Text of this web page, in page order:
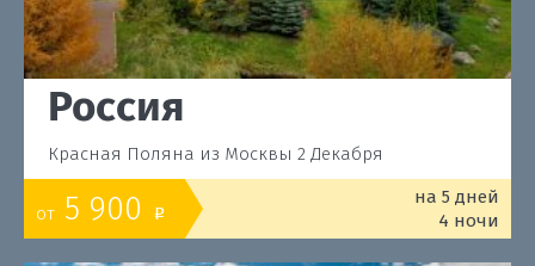
Россия
Красная Поляна из Москвы 2 Декабря
от 5 900 o
на 5 дней
4 ночи